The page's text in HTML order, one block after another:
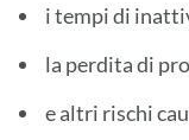
i tempi di
la perdita di
e altri rischi